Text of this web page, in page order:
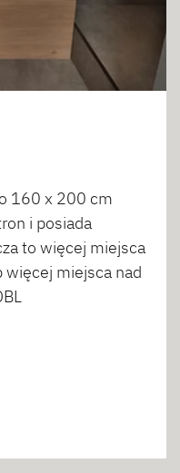
160 x 200 cm
i posiada
to więcej miejsca
miejsca nad